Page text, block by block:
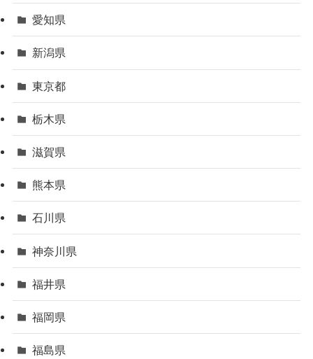
愛知県
新潟県
東京都
栃木県
滋賀県
熊本県
石川県
神奈川県
福井県
福岡県
福島県